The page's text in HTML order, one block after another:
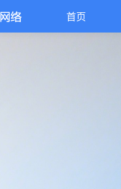
首页